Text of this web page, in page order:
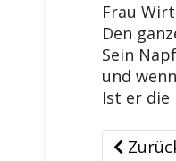
Frau
Den
Sein
und
Ist er die